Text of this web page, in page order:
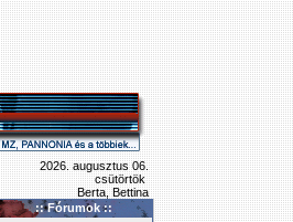
2026. augusztus 06.
csütörtök
Berta, Bettina
:: Fórumok ::